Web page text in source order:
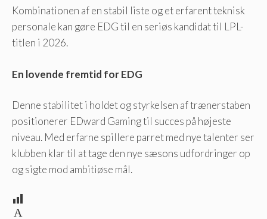
Kombinationen af ​​en stabil liste og et erfarent teknisk
personale kan gøre EDG til en seriøs kandidat til LPL-
titlen i 2026.
En lovende fremtid for EDG
Denne stabilitet i holdet og styrkelsen af ​​trænerstaben
positionerer EDward Gaming til succes på højeste
niveau. Med erfarne spillere parret med nye talenter ser
klubben klar til at tage den nye sæsons udfordringer op
og sigte mod ambitiøse mål.
A